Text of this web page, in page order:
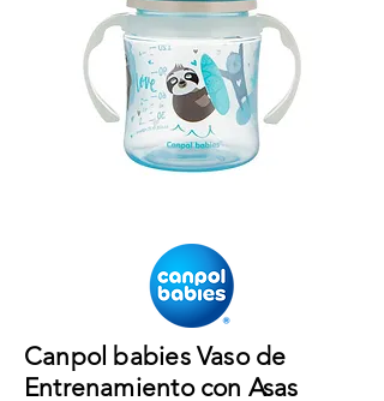
Canpol babies Vaso de
Entrenamiento con Asas